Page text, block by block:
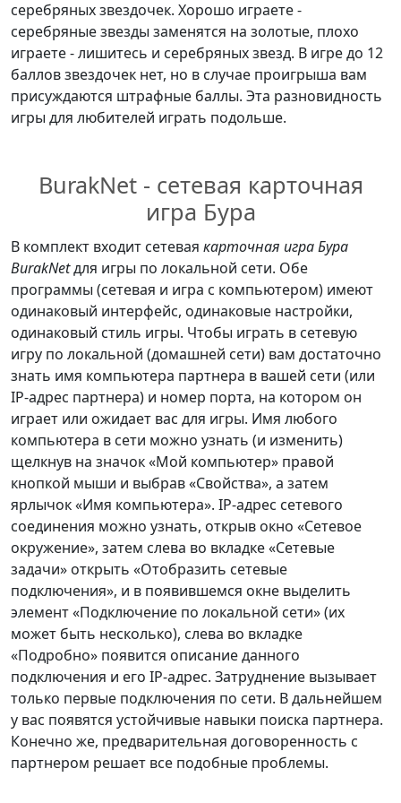
серебряных звездочек. Хорошо играете -
серебряные звезды заменятся на золотые, плохо
играете - лишитесь и серебряных звезд. В игре до 12
баллов звездочек нет, но в случае проигрыша вам
присуждаются штрафные баллы. Эта разновидность
игры для любителей играть подольше.
BurakNet - сетевая карточная
игра Бура
В комплект входит сетевая карточная игра Бура
BurakNetдля игры по локальной сети. Обе
программы (сетевая и игра с компьютером) имеют
одинаковый интерфейс, одинаковые настройки,
одинаковый стиль игры. Чтобы играть в сетевую
игру по локальной (домашней сети) вам достаточно
знать имя компьютера партнера в вашей сети (или
IP-адрес партнера) и номер порта, на котором он
играет или ожидает вас для игры. Имя любого
компьютера в сети можно узнать (и изменить)
щелкнув на значок «Мой компьютер» правой
кнопкой мыши и выбрав «Свойства», а затем
ярлычок «Имя компьютера». IP-адрес сетевого
соединения можно узнать, открыв окно «Сетевое
окружение», затем слева во вкладке «Сетевые
задачи» открыть «Отобразить сетевые
подключения», и в появившемся окне выделить
элемент «Подключение по локальной сети» (их
может быть несколько), слева во вкладке
«Подробно» появится описание данного
подключения и его IP-адрес. Затруднение вызывает
только первые подключения по сети. В дальнейшем
у вас появятся устойчивые навыки поиска партнера.
Конечно же, предварительная договоренность с
партнером решает все подобные проблемы.